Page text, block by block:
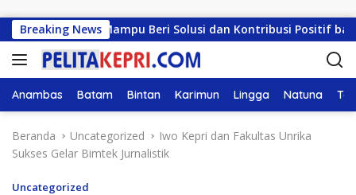
Breaking News
Harus Mampu Beri Solusi dan Kontribusi Positif bagi
Anambas Batam Bintan Karimun Lingga Natuna
Beranda Uncategorized
Iwo Kepri dan Fakultas Unrika
Sukses Gelar Bimtek Jurnalistik
Uncategorized